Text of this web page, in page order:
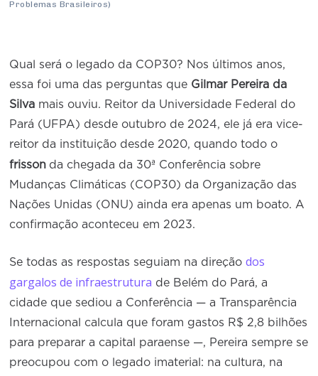
Conselho de Sustentabilidade
Problemas Brasileiros)
Qual será o legado da COP30? Nos últimos anos,
essa foi uma das perguntas que Gilmar Pereira da
Silva mais ouviu. Reitor da Universidade Federal do
Pará (UFPA) desde outubro de 2024, ele já era vice-
reitor da instituição desde 2020, quando todo o
frisson da chegada da 30ª Conferência sobre
Mudanças Climáticas (COP30) da Organização das
Nações Unidas (ONU) ainda era apenas um boato. A
confirmação aconteceu em 2023.
Se todas as respostas seguiam na direçãodos
gargalos de infraestrutura de Belém do Pará, a
cidade que sediou a Conferência — a Transparência
Internacional calcula que foram gastos R$ 2,8 bilhões
para preparar a capital paraense —, Pereira sempre se
preocupou com o legado imaterial: na cultura, na